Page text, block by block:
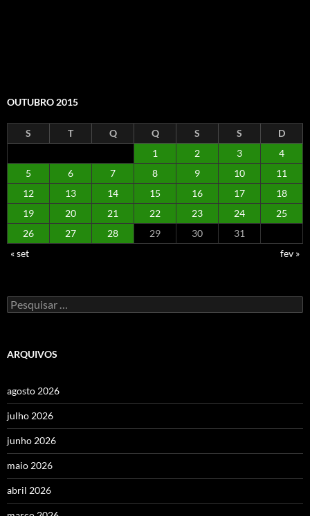
OUTUBRO 2015
S T Q Q S S
D
1
2 3
4
5
6 7 8 9 10
11
12
13 14 15 16 17
18
19
20 21 22 23 24
25
26
27 28 29 30
31
« set
fev »
Pesquisar
por:
ARQUIVOS
agosto 2026
julho 2026
junho 2026
maio 2026
abril 2026